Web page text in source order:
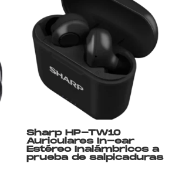
Sharp HP-TW10
Auriculares In-ear
Estéreo Inalámbricos a
prueba de salpicaduras